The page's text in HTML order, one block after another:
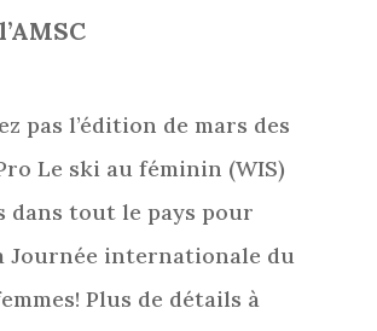
pas l’édition de mars des
Le ski au féminin (WIS)
dans tout le pays pour
Journée internationale du
Plus de détails à